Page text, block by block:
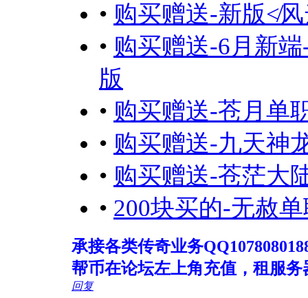
• 购买赠送-新版≮
• 购买赠送-6月新
版
• 购买赠送-苍月单
• 购买赠送-九天神
• 购买赠送-苍茫大
• 200块买的-无赦
承接各类传奇业务
帮币在论坛左上角充值，租服务
回复